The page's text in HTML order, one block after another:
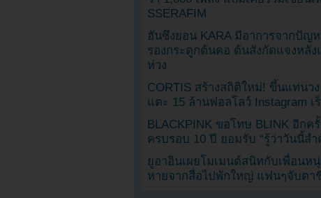
SSERAFIM
ฮันซึงยอน KARA มีอาการจากปัญ
รองกระดูกต้นคอ ต้นสังกัดแจงหลั
ห่วง
CORTIS สร้างสถิติใหม่! ขึ้นแท่นว
แตะ 15 ล้านฟอลโลว์ Instagram เ
BLACKPINK ขอโทษ BLINK อีกค
ครบรอบ 10 ปี ยอมรับ “รู้ว่าวันนี้ส
ยูอาอินเผยโมเมนต์สนิทกับเพื่อนห
หายจากสื่อไปพักใหญ่ แฟนๆจับตา